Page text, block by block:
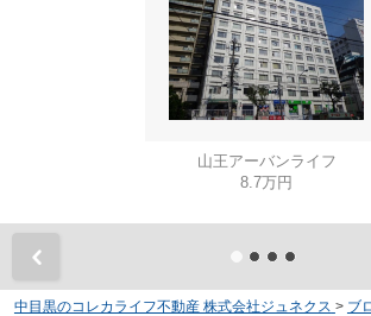
山王アーバンライフ
8.7万円
中目黒のコレカライフ不動産 株式会社ジュネクス > ブ